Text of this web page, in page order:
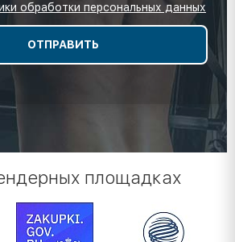
обработки персональных данных
площадках